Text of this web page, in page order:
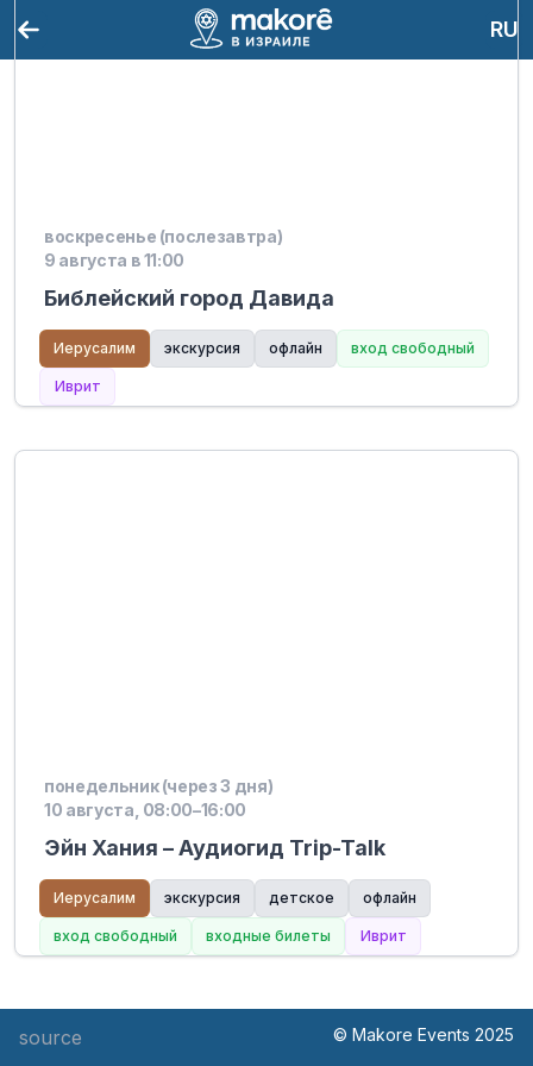
RU
воскресенье (послезавтра)
9 августа в 11:00
Библейский город Давида
Иерусалим экскурсия офлайн вход свободный
Иврит
понедельник (через 3 дня)
10 августа, 08:00–16:00
Эйн Хания – Аудиогид Trip-Talk
Иерусалим экскурсия детское офлайн
вход свободный входные билеты Иврит
source © Makore Events 2025